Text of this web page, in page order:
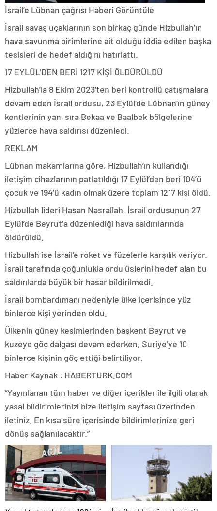
İsrail’e Lübnan çağrısı Haberi Görüntüle
İsrail savaş uçaklarının son birkaç günde Hizbullah’ın
hava savunma birimlerine ait olduğu iddia edilen başka
tesisleri de hedef aldığını hatırlattı.
17 EYLÜL’DEN BERİ 1217 KİŞİ ÖLDÜRÜLDÜ
Hizbullah’la 8 Ekim 2023’ten beri kontrollü çatışmalara
devam eden İsrail ordusu, 23 Eylül’de Lübnan’ın güney
kentlerinin yanı sıra Bekaa ve Baalbek bölgelerine
yüzlerce hava saldırısı düzenledi.
REKLAM
Lübnan makamlarına göre, Hizbullah’ın kullandığı
iletişim cihazlarının patlatıldığı 17 Eylül’den beri 104’ü
çocuk ve 194’ü kadın olmak üzere toplam 1217 kişi öldü.
Hizbullah lideri Hasan Nasrallah, İsrail ordusunun 27
Eylül’de Beyrut’a düzenlediği hava saldırılarında
öldürüldü.
Hizbullah ise İsrail’e roket ve füzelerle karşılık veriyor.
İsrail tarafında çoğunlukla ordu üslerini hedef alan bu
saldırılarda büyük bir hasar bildirilmedi.
İsrail bombardımanı nedeniyle ülke içerisinde yüz
binlerce kişi yerinden oldu.
Ülkenin güney kesimlerinden başkent Beyrut ve
kuzeye göç dalgası devam ederken, Suriye’ye 10
binlerce kişinin göç ettiği belirtiliyor.
Haber Kaynak : HABERTURK.COM
“Yayınlanan tüm haber ve diğer içerikler ile ilgili olarak
yasal bildirimlerinizi bize iletişim sayfası üzerinden
iletiniz. En kısa süre içerisinde bildirimlerinize geri
dönüş sağlanılacaktır.”